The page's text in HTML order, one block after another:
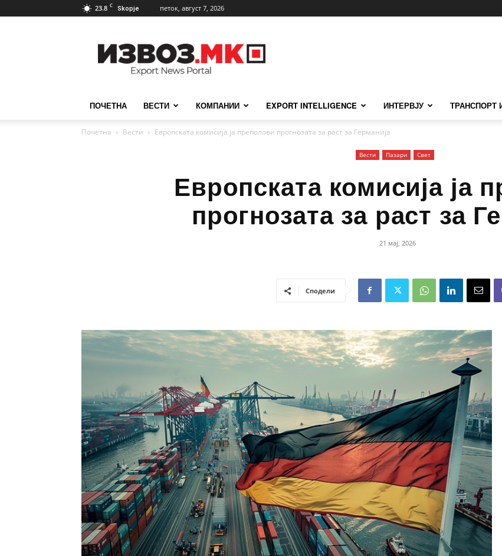
23.8 C Skopje петок, август 7, 2026
ПОЧЕТНА ВЕСТИ КОМПАНИИ EXPORT INTELLIGENCE ИНТЕРВЈУ ТРАНСПОРТ
Почетна Вести Европската комисија ја преполови прогнозата за раст за Германија
Вести Пазари Свет
Европската комисија ја
прогнозата за раст за
21 мај, 2026
Сподели